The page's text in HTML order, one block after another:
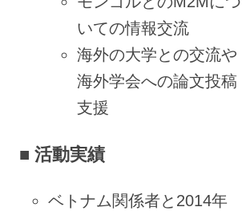
いての情報交流
海外の大学との交流や
海外学会への論文投稿
支援
■ 活動実績
ベトナム関係者と2014年